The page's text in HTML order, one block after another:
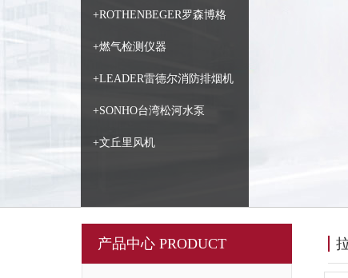
+ROTHENBEGER罗森博格
+燃气检测仪器
+LEADER雷德尔消防排烟机
+SONHO台湾松河水泵
+文丘里风机
产品中心 PRODUCT